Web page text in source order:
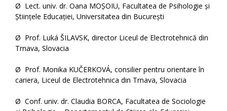
Ø Lect. univ. dr. Oana MOȘOIU, Facultatea de Psihologie și
Științele Educației, Universitatea din București
Ø Prof. Luká ŠILAVSK, director Liceul de Electrotehnică din
Trnava, Slovacia
Ø Prof. Monika KUČERKOVÁ, consilier pentru orientare în
cariera, Liceul de Electrotehnica din Trnava, Slovacia
Ø Conf. univ. dr. Claudia BORCA, Facultatea de Sociologie